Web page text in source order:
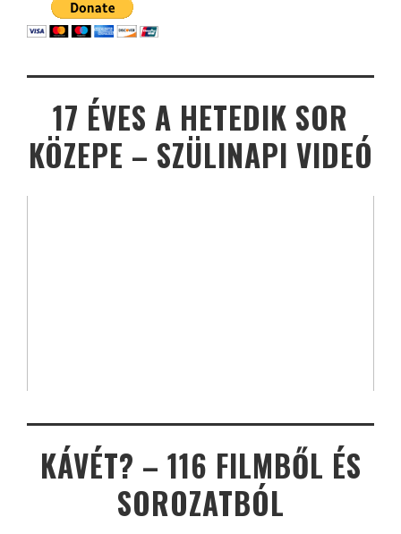
17 ÉVES A HETEDIK SOR
KÖZEPE – SZÜLINAPI VIDEÓ
KÁVÉT? – 116 FILMBŐL ÉS
SOROZATBÓL